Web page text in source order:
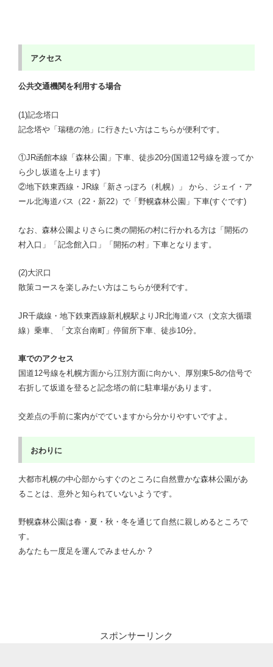
アクセス
公共交通機関を利用する場合
(1)記念塔口
記念塔や「瑞穂の池」に行きたい方はこちらが便利です。
①JR函館本線「森林公園」下車、徒歩20分(国道12号線を渡ってか
ら少し坂道を上ります)
②地下鉄東西線・JR線「新さっぽろ（札幌）」 から、ジェイ・ア
ール北海道バス（22・新22）で「野幌森林公園」下車(すぐです)
なお、森林公園よりさらに奥の開拓の村に行かれる方は「開拓の
村入口」「記念館入口」「開拓の村」下車となります。
(2)大沢口
散策コースを楽しみたい方はこちらが便利です。
JR千歳線・地下鉄東西線新札幌駅よりJR北海道バス（文京大循環
線）乗車、「文京台南町」停留所下車、徒歩10分。
車でのアクセス
国道12号線を札幌方面から江別方面に向かい、厚別東5-8の信号で
右折して坂道を登ると記念塔の前に駐車場があります。
交差点の手前に案内がでていますから分かりやすいですよ。
おわりに
大都市札幌の中心部からすぐのところに自然豊かな森林公園があ
ることは、意外と知られていないようです。
野幌森林公園は春・夏・秋・冬を通じて自然に親しめるところで
す。
あなたも一度足を運んでみませんか ?
スポンサーリンク